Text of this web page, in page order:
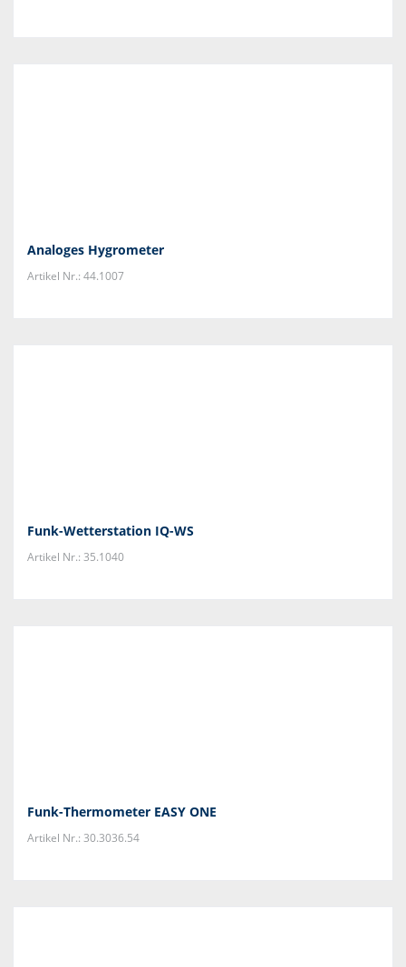
Analoges Hygrometer
Artikel Nr.: 44.1007
Funk-Wetterstation IQ-WS
Artikel Nr.: 35.1040
Funk-Thermometer EASY ONE
Artikel Nr.: 30.3036.54